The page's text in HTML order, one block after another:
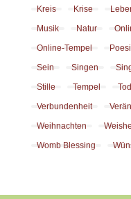
Kreis
Krise
Musik
Natur
Online-Tempel
Sein
Singen
Stille
Tempel Tod
Verbundenheit
Weihnachten
Womb Blessing